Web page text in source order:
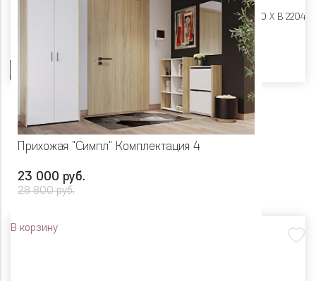
Ш 2400 X Г 400 X В 2204
Прихожая "Симпл" Комплектация 4
23 000 руб.
28 800 руб.
В корзину